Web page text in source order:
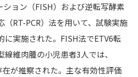
ョン（FISH）および逆転写酵素
RT-PCR）法を用いて、 試験実施
に実施された。FISH法でETV6転
維肉腫の小児患者3人では、
が推察された。主な有効性評価